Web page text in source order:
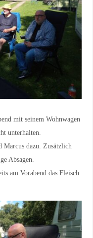
mit seinem Wohnwagen
unterhalten.
Marcus dazu. Zusätzlich
Absagen.
am Vorabend das Fleisch